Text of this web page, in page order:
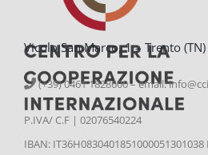
Vicolo San Marco, 1 – Trento
(+39) 0461 1828600 – email:
P.IVA/ C.F | 02076540224
IBAN: